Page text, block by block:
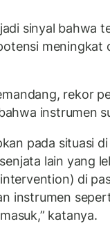
sinyal bahwa
meningkat
rekor
instrumen
pada situasi
lain yang
di
instrumen
katanya.